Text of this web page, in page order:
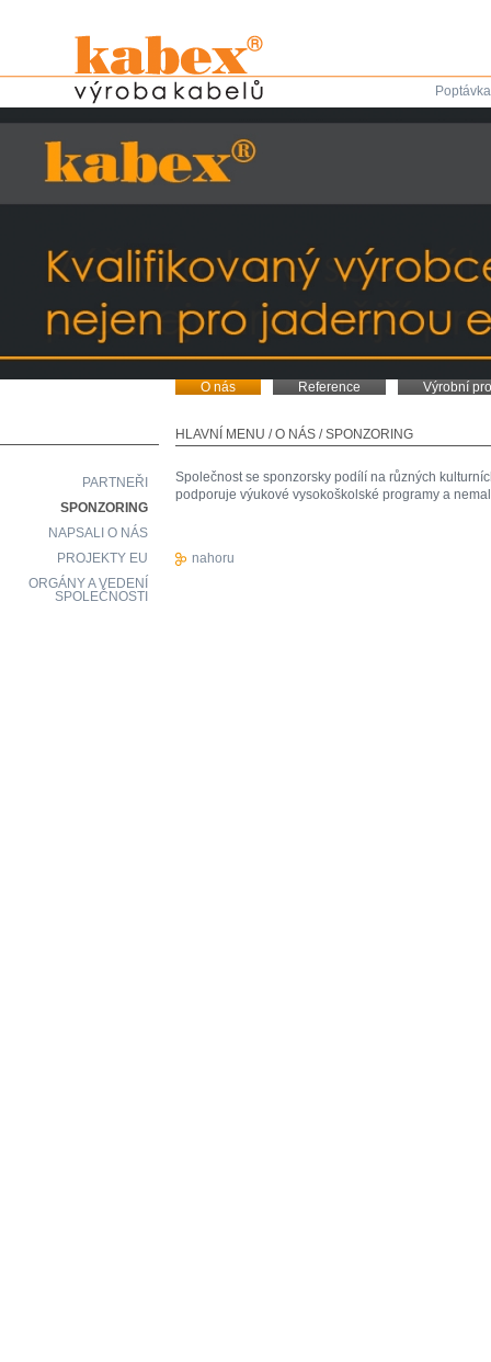
Poptávka
O nás Reference Výrobní
PARTNEŘI
SPONZORING
NAPSALI O NÁS
PROJEKTY EU
ORGÁNY A VEDENÍ
SPOLEČNOSTI
HLAVNÍ MENU /O NÁS /SPONZORING
Společnost se sponzorsky podílí na různých
podporuje výukové vysokoškolské programy a
nahoru